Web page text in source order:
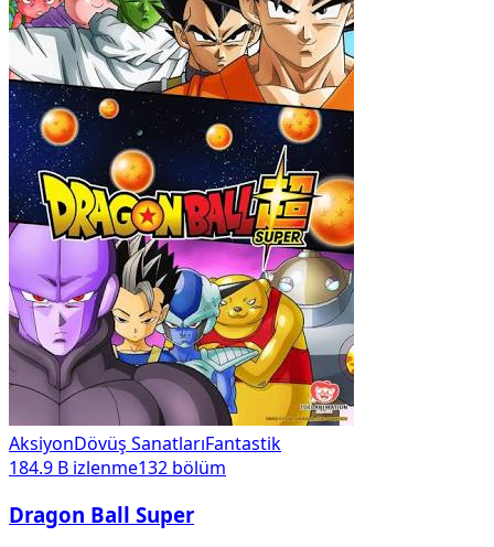
AksiyonDövüş SanatlarıFantastik
184.9 B izlenme132 bölüm
Dragon Ball Super